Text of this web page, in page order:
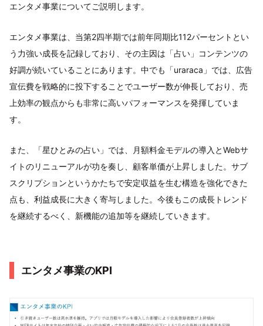
エンタメ事業についてご説明します。
エンタメ事業は、当第2四半期では前年同期比112パーセントとい
う力強い成長を記録しており、その主因は「占い」コンテンツの
好調が続いていることにあります。中でも「uraraca」では、広告
宣伝費を戦略的に投下することでユーザー数が伸長しており、売
上効率の観点からも非常に高いパフォーマンスを発揮していま
す。
また、「星ひとみの占い」では、月額料金モデルの導入とWebサ
イトのリニューアルが功を奏し、顧客単価が上昇しました。サブ
スクリプションというかたちで安定収益を生む構造を強化できた
点も、利益成長に大きく寄与しました。今後もこの成長トレンド
を継続するべく、新機能の追加等を継続していきます。
エンタメ事業のKPI